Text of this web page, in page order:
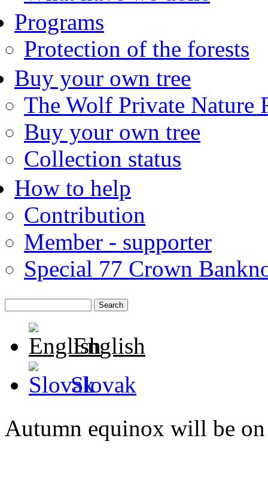
Programs
Protection of the forests
Buy your own tree
The Wolf Private Nature
Buy your own tree
Collection status
How to help
Contribution
Member - supporter
Special 77 Crown
English
Slovak
Autumn equinox will be